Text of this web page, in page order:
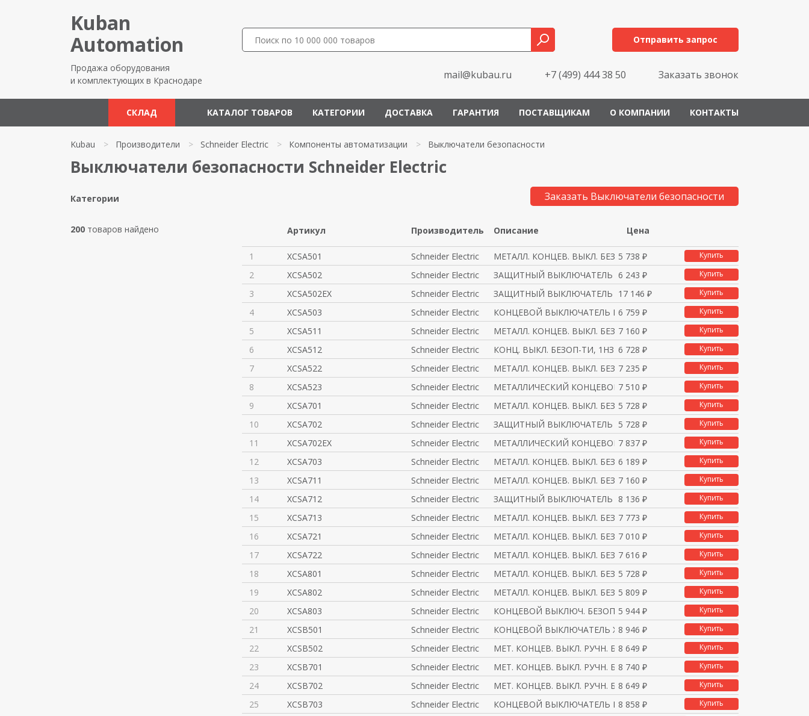
Kuban
Automation
Продажа оборудования
и комплектующих в Краснодаре
Отправить запрос
mail@kubau.ru +7 (499) 444 38 50 Заказать звонок
СКЛАД КАТАЛОГ ТОВАРОВ КАТЕГОРИИ ДОСТАВКА ГАРАНТИЯ ПОСТАВЩИКАМ О КОМПАНИИ КОНТАКТЫ
Kubau > Производители > Schneider Electric > Компоненты автоматизации > Выключатели безопасности
Выключатели безопасности Schneider Electric
Категории
200 товаров найдено
Заказать Выключатели безопасности
Артикул Производитель Описание Цена
1 XCSA501 Schneider Electric МЕТАЛЛ. КОНЦЕВ. ВЫКЛ. БЕЗ ФИКС
5 738 ₽ Купить
2 XCSA502 Schneider Electric ЗАЩИТНЫЙ ВЫКЛЮЧАТЕЛЬ XCSA502
6 243 ₽ Купить
3 XCSA502EX Schneider Electric ЗАЩИТНЫЙ ВЫКЛЮЧАТЕЛЬ ATEX17 146 ₽ Купить
4 XCSA503 Schneider Electric КОНЦЕВОЙ ВЫКЛЮЧАТЕЛЬ БЕЗОПАСНО
6 759 ₽ Купить
5 XCSA511 Schneider Electric МЕТАЛЛ. КОНЦЕВ. ВЫКЛ. БЕЗ ФИКС
7 160 ₽ Купить
6 XCSA512 Schneider Electric КОНЦ. ВЫКЛ. БЕЗОП-ТИ, 1НЗ+2НО,
6 728 ₽ Купить
7 XCSA522 Schneider Electric МЕТАЛЛ. КОНЦЕВ. ВЫКЛ. БЕЗ ФИКС
7 235 ₽ Купить
8 XCSA523 Schneider Electric МЕТАЛЛИЧЕСКИЙ КОНЦЕВОЙ ВЫКЛЮЧА
7 510 ₽ Купить
9 XCSA701 Schneider Electric МЕТАЛЛ. КОНЦЕВ. ВЫКЛ. БЕЗ ФИКС
5 728 ₽ Купить
10 XCSA702 Schneider Electric ЗАЩИТНЫЙ ВЫКЛЮЧАТЕЛЬ XCSA702
5 728 ₽ Купить
11 XCSA702EX Schneider Electric МЕТАЛЛИЧЕСКИЙ КОНЦЕВОЙ ВЫКЛЮЧА
7 837 ₽ Купить
12 XCSA703 Schneider Electric МЕТАЛЛ. КОНЦЕВ. ВЫКЛ. БЕЗ ФИКС
6 189 ₽ Купить
13 XCSA711 Schneider Electric МЕТАЛЛ. КОНЦЕВ. ВЫКЛ. БЕЗ ФИКС
7 160 ₽ Купить
14 XCSA712 Schneider Electric ЗАЩИТНЫЙ ВЫКЛЮЧАТЕЛЬ XCSA712
8 136 ₽ Купить
15 XCSA713 Schneider Electric МЕТАЛЛ. КОНЦЕВ. ВЫКЛ. БЕЗ ФИКС
7 773 ₽ Купить
16 XCSA721 Schneider Electric МЕТАЛЛ. КОНЦЕВ. ВЫКЛ. БЕЗ ФИКС
7 010 ₽ Купить
17 XCSA722 Schneider Electric МЕТАЛЛ. КОНЦЕВ. ВЫКЛ. БЕЗ ФИКС
7 616 ₽ Купить
18 XCSA801 Schneider Electric МЕТАЛЛ. КОНЦЕВ. ВЫКЛ. БЕЗ ФИКС
5 728 ₽ Купить
19 XCSA802 Schneider Electric МЕТАЛЛ. КОНЦЕВ. ВЫКЛ. БЕЗ ФИКС
5 809 ₽ Купить
20 XCSA803 Schneider Electric КОНЦЕВОЙ ВЫКЛЮЧ. БЕЗОПАСНОСТИ,
5 944 ₽ Купить
21 XCSB501 Schneider Electric КОНЦЕВОЙ ВЫКЛЮЧАТЕЛЬ XCSB501
8 946 ₽ Купить
22 XCSB502 Schneider Electric МЕТ. КОНЦЕВ. ВЫКЛ. РУЧН. БЛОКИ
8 649 ₽ Купить
23 XCSB701 Schneider Electric МЕТ. КОНЦЕВ. ВЫКЛ. РУЧН. БЛОКИ
8 740 ₽ Купить
24 XCSB702 Schneider Electric МЕТ. КОНЦЕВ. ВЫКЛ. РУЧН. БЛОКИ
8 649 ₽ Купить
25 XCSB703 Schneider Electric КОНЦЕВОЙ ВЫКЛЮЧАТЕЛЬ БЕЗОПАСНО
8 858 ₽ Купить